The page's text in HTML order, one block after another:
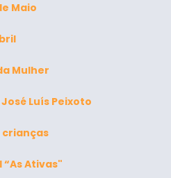
Maio
Mulher
Luís Peixoto
crianças
“As Ativas"